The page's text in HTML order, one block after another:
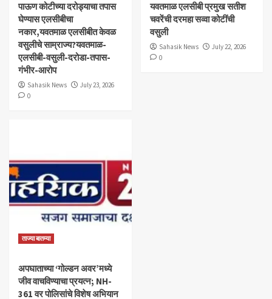
पाऊण कोटीच्या दरोड्याचा तपास
घेण्यास एलसीबीचा
नकार,यवतमाळ एलसीबीत केवळ
वसुलीचे साम्राज्य?यवतमाळ-
एलसीबी-वसुली-दरोडा-तपास-
गंभीर-आरोप
Sahasik News
July 23, 2026
0
यवतमाळ एलसीबी प्रमुख सतीश
चवरेंची दरमहा सव्वा कोटींची
वसुली
Sahasik News
July 22, 2026
0
ताज्या बातम्या
अपघाताच्या ‘गोल्डन अवर’मध्ये
जीव वाचविण्याचा प्रयत्न; NH-
361 वर पोलिसांचे विशेष अभियान